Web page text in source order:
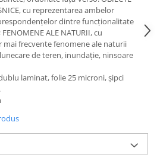
cu reprezentarea ambelor
dintre funcționalitate
ALE NATURII, cu
mai frecvente fenomene ale naturii
de teren, inundație, ninsoare
laminat, folie 25 microni, şipci